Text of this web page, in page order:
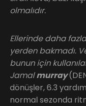
olmalıdır.
Ellerinde daha
yerden bakmadı.
bunun için
Jamalmurray
dönüşler, 6.3
normal sezonda